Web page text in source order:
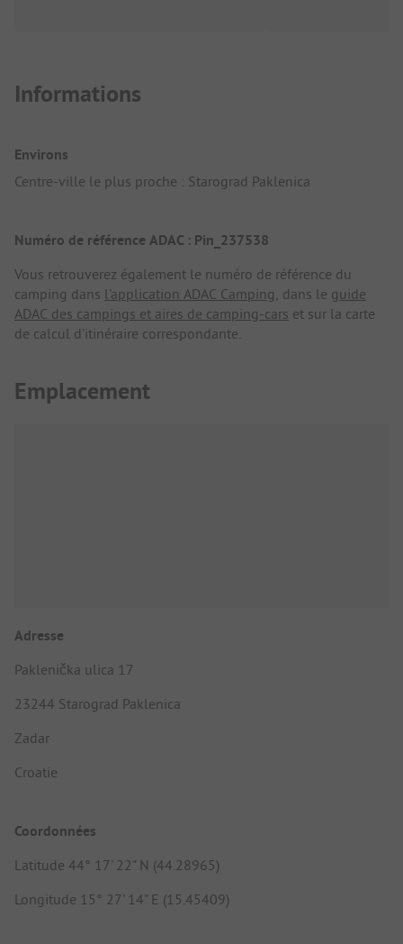
Informations
Environs
Centre-ville le plus proche : Starograd Paklenica
Numéro de référence ADAC : Pin_237538
Vous retrouverez également le numéro de référence du
camping dans l'application ADAC Camping, dans le guide
ADAC des campings et aires de camping-cars et sur la carte
de calcul d'itinéraire correspondante.
Emplacement
Adresse
Paklenička ulica 17
23244 Starograd Paklenica
Zadar
Croatie
Coordonnées
Latitude 44° 17' 22" N (44.28965)
Longitude 15° 27' 14" E (15.45409)